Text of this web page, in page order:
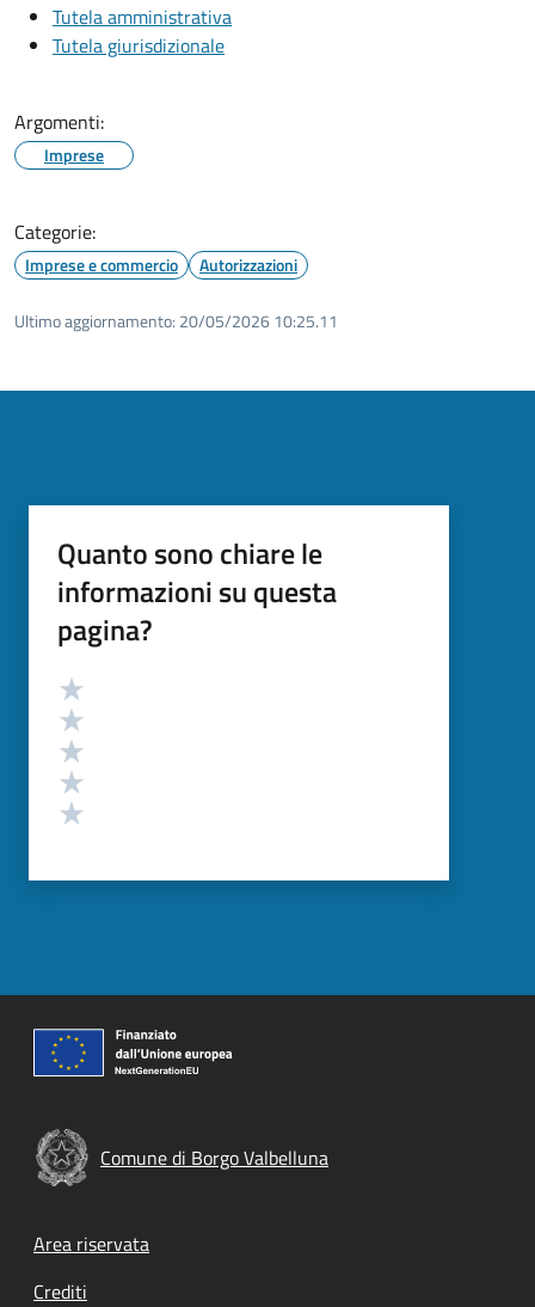
Tutela amministrativa
Tutela giurisdizionale
Argomenti:
Imprese
Categorie:
Imprese e commercio Autorizzazioni
Ultimo aggiornamento: 20/05/2026 10:25.11
Quanto sono chiare le
informazioni su questa
pagina?
Valutazione
Comune di Borgo Valbelluna
Footer menu
Area riservata
Crediti